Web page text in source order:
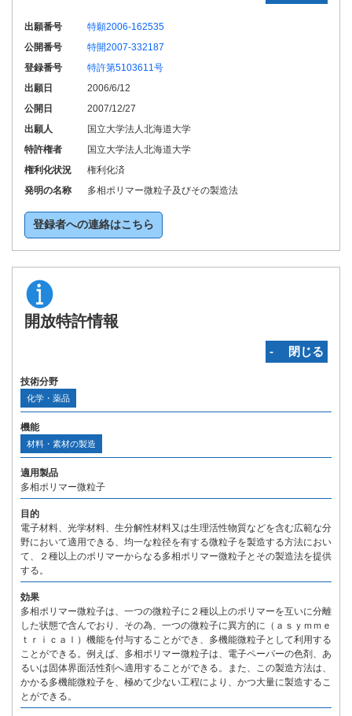
出願番号
特願2006-162535
公開番号
特開2007-332187
登録番号
特許第5103611号
出願日
2006/6/12
公開日
2007/12/27
出願人
国立大学法人北海道大学
特許権者
国立大学法人北海道大学
権利化状況
権利化済
発明の名称
多相ポリマー微粒子及びその製造法
登録者への連絡はこちら
開放特許情報
‐ 閉じる
技術分野
化学・薬品
機能
材料・素材の製造
適用製品
多相ポリマー微粒子
目的
電子材料、光学材料、生分解性材料又は生理活性物質などを含む広範な分
野において適用できる、均一な粒径を有する微粒子を製造する方法におい
て、２種以上のポリマーからなる多相ポリマー微粒子とその製造法を提供
する。
効果
多相ポリマー微粒子は、一つの微粒子に２種以上のポリマーを互いに分離
した状態で含んでおり、その為、一つの微粒子に異方的に（ａｓｙｍｍｅ
ｔｒｉｃａｌ）機能を付与することができ、多機能微粒子として利用する
ことができる。例えば、多相ポリマー微粒子は、電子ペーパーの色剤、あ
るいは固体界面活性剤へ適用することができる。また、この製造方法は、
かかる多機能微粒子を、極めて少ない工程により、かつ大量に製造するこ
とができる。